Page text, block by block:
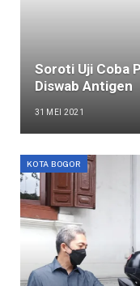
Soroti Uji Coba
Diswab Antigen
31 MEI 2021
KOTA BOGOR